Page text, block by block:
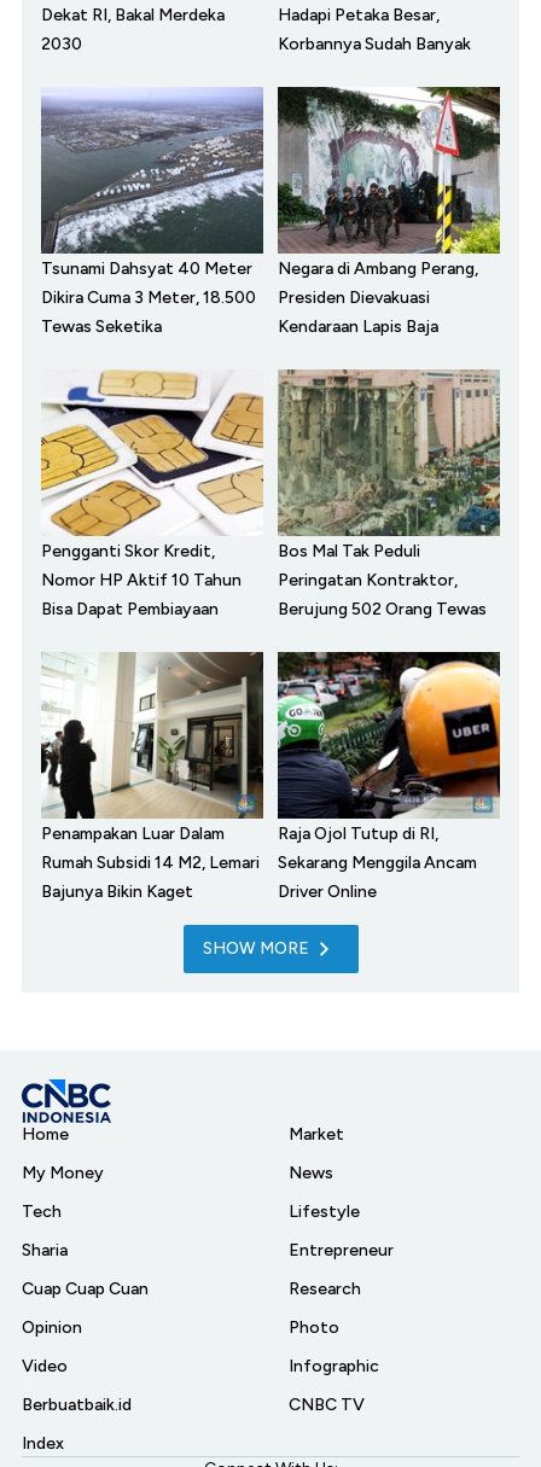
Dekat RI, Bakal Merdeka
2030
Hadapi Petaka Besar,
Korbannya Sudah Banyak
Tsunami Dahsyat 40 Meter
Dikira Cuma 3 Meter, 18.500
Tewas Seketika
Negara di Ambang Perang,
Presiden Dievakuasi
Kendaraan Lapis Baja
Pengganti Skor Kredit,
Nomor HP Aktif 10 Tahun
Bisa Dapat Pembiayaan
Bos Mal Tak Peduli
Peringatan Kontraktor,
Berujung 502 Orang Tewas
Penampakan Luar Dalam
Rumah Subsidi 14 M2, Lemari
Bajunya Bikin Kaget
Raja Ojol Tutup di RI,
Sekarang Menggila Ancam
Driver Online
SHOW MORE
Home
My Money
Tech
Sharia
Cuap Cuap Cuan
Opinion
Video
Berbuatbaik.id
Index
Market
News
Lifestyle
Entrepreneur
Research
Photo
Infographic
CNBC TV